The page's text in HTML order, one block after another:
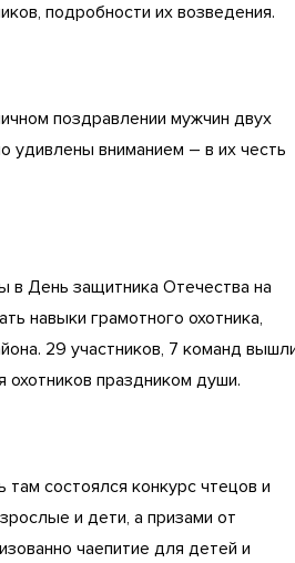
подробности их возведения.
поздравлении мужчин двух
удивлены вниманием – в их честь
в День защитника Отечества на
навыки грамотного охотника,
29 участников, 7 команд
охотников праздником души.
состоялся конкурс чтецов и
и дети, а призами от
чаепитие для детей и